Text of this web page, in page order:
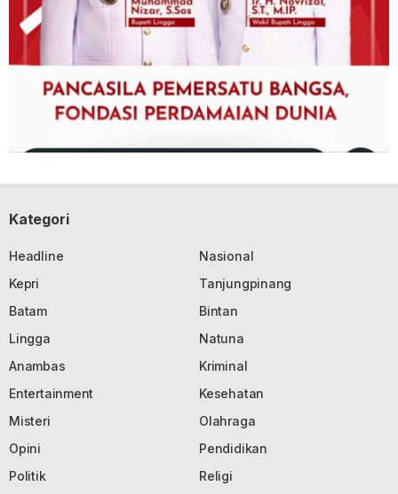
Kategori
Headline
Nasional
Kepri
Tanjungpinang
Batam
Bintan
Lingga
Natuna
Anambas
Kriminal
Entertainment
Kesehatan
Misteri
Olahraga
Opini
Pendidikan
Politik
Religi